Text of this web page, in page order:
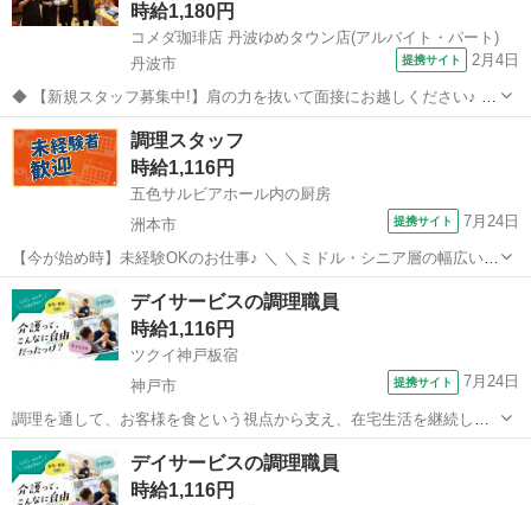
時給1,180円
コメダ珈琲店 丹波ゆめタウン店(アルバイト・パート)
丹波市
提携サイト 2月4日
◆ 【新規スタッフ募集中!】肩の力を抜いて面接にお越しください♪ ◆
喫茶店/カフェ/ファミレス等の飲食アルバイト経験が活かせるお仕事で
す。 未経験からのチャレンジもOK! 面接は経験より人柄や人間性を重
兵庫 丹波市 その他
調理スタッフ
時給1,116円
五色サルビアホール内の厨房
洲本市
提携サイト 7月24日
【今が始め時】未経験OKのお仕事♪ ＼ ＼ミドル・シニア層の幅広い年
齢層の方が活躍中！！／／ ‾V‾‾‾‾‾‾‾‾‾‾‾‾‾‾‾‾‾‾‾‾‾‾‾‾ (๑•̀ㅂ•́)و＜介護施設内で
の調理スタッフさん募集♪♪ 【POINT】...
兵庫 キッチン
デイサービスの調理職員
時給1,116円
ツクイ神戸板宿
神戸市
提携サイト 7月24日
調理を通して、お客様を食という視点から支え、在宅生活を継続して
いけるようご家族も含め支援をしていきます。 ※お客様に提供する
食事の調理業務 ※食器洗浄 ※食材の発注など ※提供食事数:40
人分 ※1日の作業人数:1...
兵庫 その他
デイサービスの調理職員
時給1,116円